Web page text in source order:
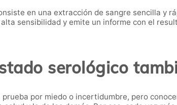
en una extracción de sangre sencilla y
sensibilidad y emite un informe con el
serológico
por miedo o incertidumbre, pero